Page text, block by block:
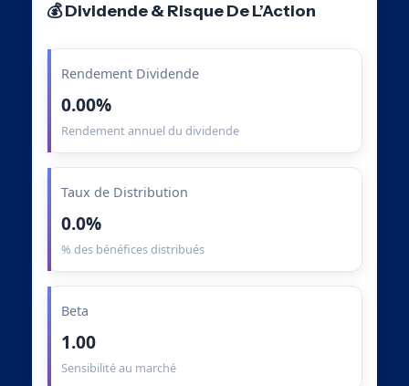
💰 Dividende & Risque De L’Action
Rendement Dividende
0.00%
Rendement annuel du dividende
Taux de Distribution
0.0%
% des bénéfices distribués
Beta
1.00
Sensibilité au marché